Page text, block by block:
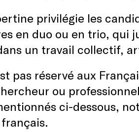
privilégie les
en duo ou en trio, qui
un travail collectif,
pas réservé aux
ou
ci-dessous,